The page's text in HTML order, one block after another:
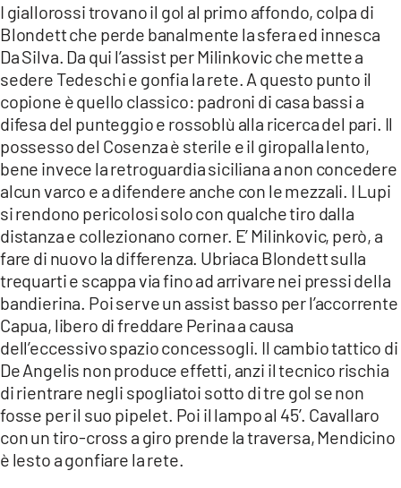
I giallorossi trovano il gol al primo affondo, colpa di
Blondett che perde banalmente la sfera ed innesca
Da Silva. Da qui l’assist per Milinkovic che mette a
sedere Tedeschi e gonfia la rete. A questo punto il
copione è quello classico: padroni di casa bassi a
difesa del punteggio e rossoblù alla ricerca del pari. Il
possesso del Cosenza è sterile e il giropalla lento,
bene invece la retroguardia siciliana a non concedere
alcun varco e a difendere anche con le mezzali. I Lupi
si rendono pericolosi solo con qualche tiro dalla
distanza e collezionano corner. E’ Milinkovic, però, a
fare di nuovo la differenza. Ubriaca Blondett sulla
trequarti e scappa via fino ad arrivare nei pressi della
bandierina. Poi serve un assist basso per l’accorrente
Capua, libero di freddare Perina a causa
dell’eccessivo spazio concessogli. Il cambio tattico di
De Angelis non produce effetti, anzi il tecnico rischia
di rientrare negli spogliatoi sotto di tre gol se non
fosse per il suo pipelet. Poi il lampo al 45’. Cavallaro
con un tiro-cross a giro prende la traversa, Mendicino
è lesto a gonfiare la rete.